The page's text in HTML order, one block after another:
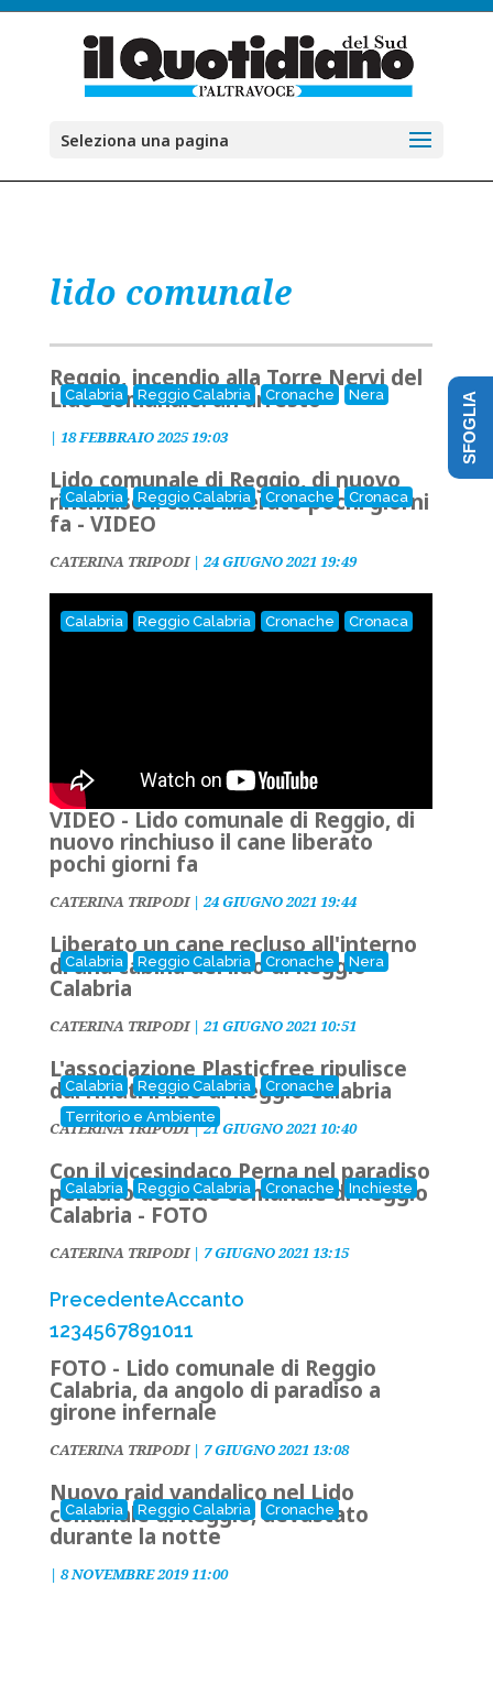
Seleziona una pagina
lido comunale
Calabria Reggio Calabria Cronache Nera
Reggio, incendio alla Torre Nervi del
Lido Comunale: un arresto
| 18 FEBBRAIO 2025 19:03
Calabria Reggio Calabria Cronache Cronaca
Lido comunale di Reggio, di nuovo
rinchiuso il cane liberato pochi giorni
fa - VIDEO
CATERINA TRIPODI| 24 GIUGNO 2021 19:49
Calabria Reggio Calabria Cronache Cronaca
VIDEO - Lido comunale di Reggio, di
nuovo rinchiuso il cane liberato
pochi giorni fa
CATERINA TRIPODI| 24 GIUGNO 2021 19:44
Calabria Reggio Calabria Cronache Nera
Liberato un cane recluso all'interno
di una cabina del lido di Reggio
Calabria
CATERINA TRIPODI| 21 GIUGNO 2021 10:51
Calabria Reggio Calabria
Cronache
Territorio e Ambiente
L'associazione Plasticfree ripulisce
dai rifiuti il lido di Reggio Calabria
CATERINA TRIPODI|21 GIUGNO 2021 10:40
Calabria Reggio Calabria Cronache Inchieste
Con il vicesindaco Perna nel paradiso
perduto del Lido comunale di Reggio
Calabria - FOTO
CATERINA TRIPODI| 7 GIUGNO 2021 13:15
PrecedenteAccanto
1234567891011
FOTO - Lido comunale di Reggio
Calabria, da angolo di paradiso a
girone infernale
CATERINA TRIPODI| 7 GIUGNO 2021 13:08
Calabria Reggio Calabria Cronache
Nuovo raid vandalico nel Lido
comunale di Reggio, devastato
durante la notte
| 8 NOVEMBRE 2019 11:00
SFOGLIA